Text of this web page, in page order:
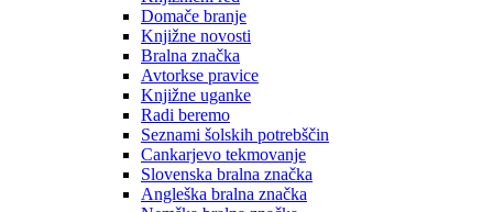
Domače branje
Knjižne novosti
Bralna značka
Avtorkse pravice
Knjižne uganke
Radi beremo
Seznami šolskih potrebščin
Cankarjevo tekmovanje
Slovenska bralna značka
Angleška bralna značka